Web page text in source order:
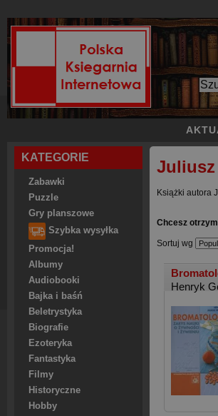
KATEGORIE
Zabawki
Puzzle
Gry planszowe
Szybka wysyłka
Promocja!
Albumy
Audiobooki
Bajka i baśń
Beletrystyka
Biografie
Ezoteryka
Fantastyka
Filmy
Historyczne
Hobby
Juliusz
Książki autora
Chcesz
Sortuj wg
Henryk